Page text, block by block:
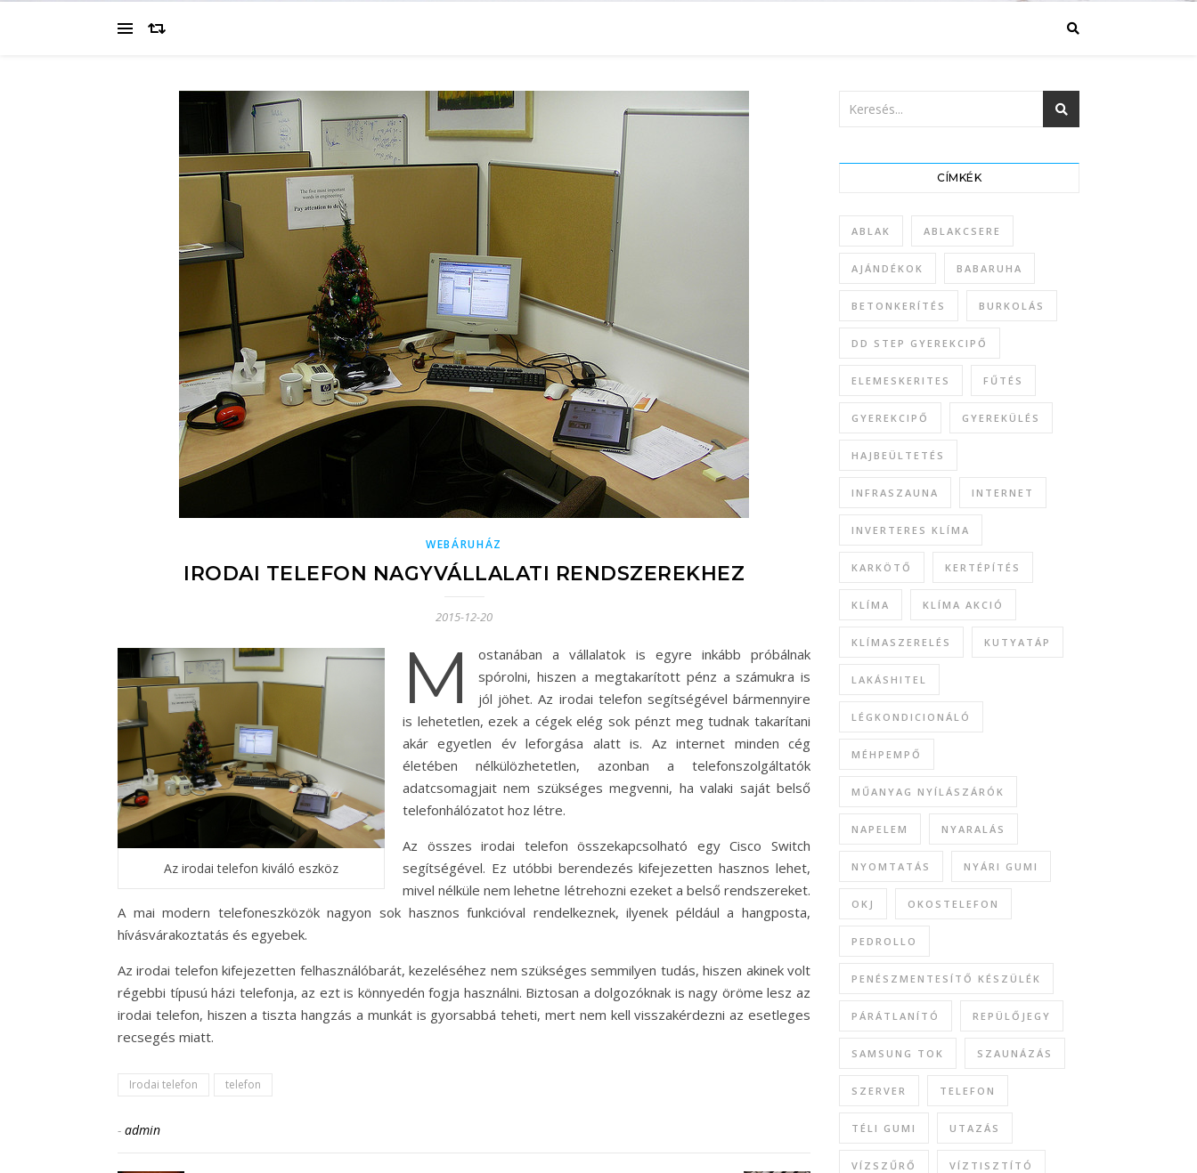
WEBÁRUHÁZ
IRODAI TELEFON NAGYVÁLLALATI RENDSZEREKHEZ
2015-12-20
Az irodai telefon kiváló eszköz
M
ostanában a vállalatok is egyre inkább próbálnak
spórolni, hiszen a megtakarított pénz a számukra is
jól jöhet. Az irodai telefon segítségével bármennyire
is lehetetlen, ezek a cégek elég sok pénzt meg tudnak takarítani
akár egyetlen év leforgása alatt is. Az internet minden cég
életében nélkülözhetetlen, azonban a telefonszolgáltatók
adatcsomagjait nem szükséges megvenni, ha valaki saját belső
telefonhálózatot hoz létre.
Az összes irodai telefon összekapcsolható egy Cisco Switch
segítségével. Ez utóbbi berendezés kifejezetten hasznos lehet,
mivel nélküle nem lehetne létrehozni ezeket a belső rendszereket.
A mai modern telefoneszközök nagyon sok hasznos funkcióval rendelkeznek, ilyenek például a hangposta,
hívásvárakoztatás és egyebek.
Az irodai telefon kifejezetten felhasználóbarát, kezeléséhez nem szükséges semmilyen tudás, hiszen akinek volt
régebbi típusú házi telefonja, az ezt is könnyedén fogja használni. Biztosan a dolgozóknak is nagy öröme lesz az
irodai telefon, hiszen a tiszta hangzás a munkát is gyorsabbá teheti, mert nem kell visszakérdezni az esetleges
recsegés miatt.
Irodai telefon telefon
- admin
CÍMKÉK
ABLAK ABLAKCSERE
AJÁNDÉKOK BABARUHA
BETONKERÍTÉS BURKOLÁS
DD STEP GYEREKCIPŐ
ELEMESKERITES FŰTÉS
GYEREKCIPŐ GYEREKÜLÉS
HAJBEÜLTETÉS
INFRASZAUNA INTERNET
INVERTERES KLÍMA
KARKÖTŐ KERTÉPÍTÉS
KLÍMA KLÍMA AKCIÓ
KLÍMASZERELÉS KUTYATÁP
LAKÁSHITEL
LÉGKONDICIONÁLÓ
MÉHPEMPŐ
MŰANYAG NYÍLÁSZÁRÓK
NAPELEM NYARALÁS
NYOMTATÁS NYÁRI GUMI
OKJ OKOSTELEFON
PEDROLLO
PENÉSZMENTESÍTŐ KÉSZÜLÉK
PÁRÁTLANÍTÓ REPÜLŐJEGY
SAMSUNG TOK SZAUNÁZÁS
SZERVER TELEFON
TÉLI GUMI UTAZÁS
VÍZSZŰRŐ VÍZTISZTÍTÓ